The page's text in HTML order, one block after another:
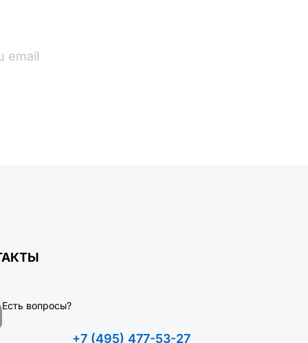
Есть вопросы?
+7 (495) 477-53-27